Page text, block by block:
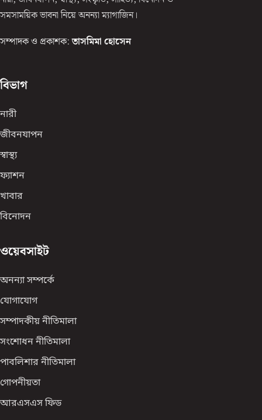
সমসাময়িক ভাবনা নিয়ে অনন্যা ম্যাগাজিন।
সম্পাদক ও প্রকাশক: তাসমিমা হোসেন
বিভাগ
নারী
জীবনযাপন
স্বাস্থ্য
ফ্যাশন
খাবার
বিনোদন
ওয়েবসাইট
অনন্যা সম্পর্কে
যোগাযোগ
সম্পাদকীয় নীতিমালা
সংশোধন নীতিমালা
পাবলিশার নীতিমালা
গোপনীয়তা
আরএসএস ফিড